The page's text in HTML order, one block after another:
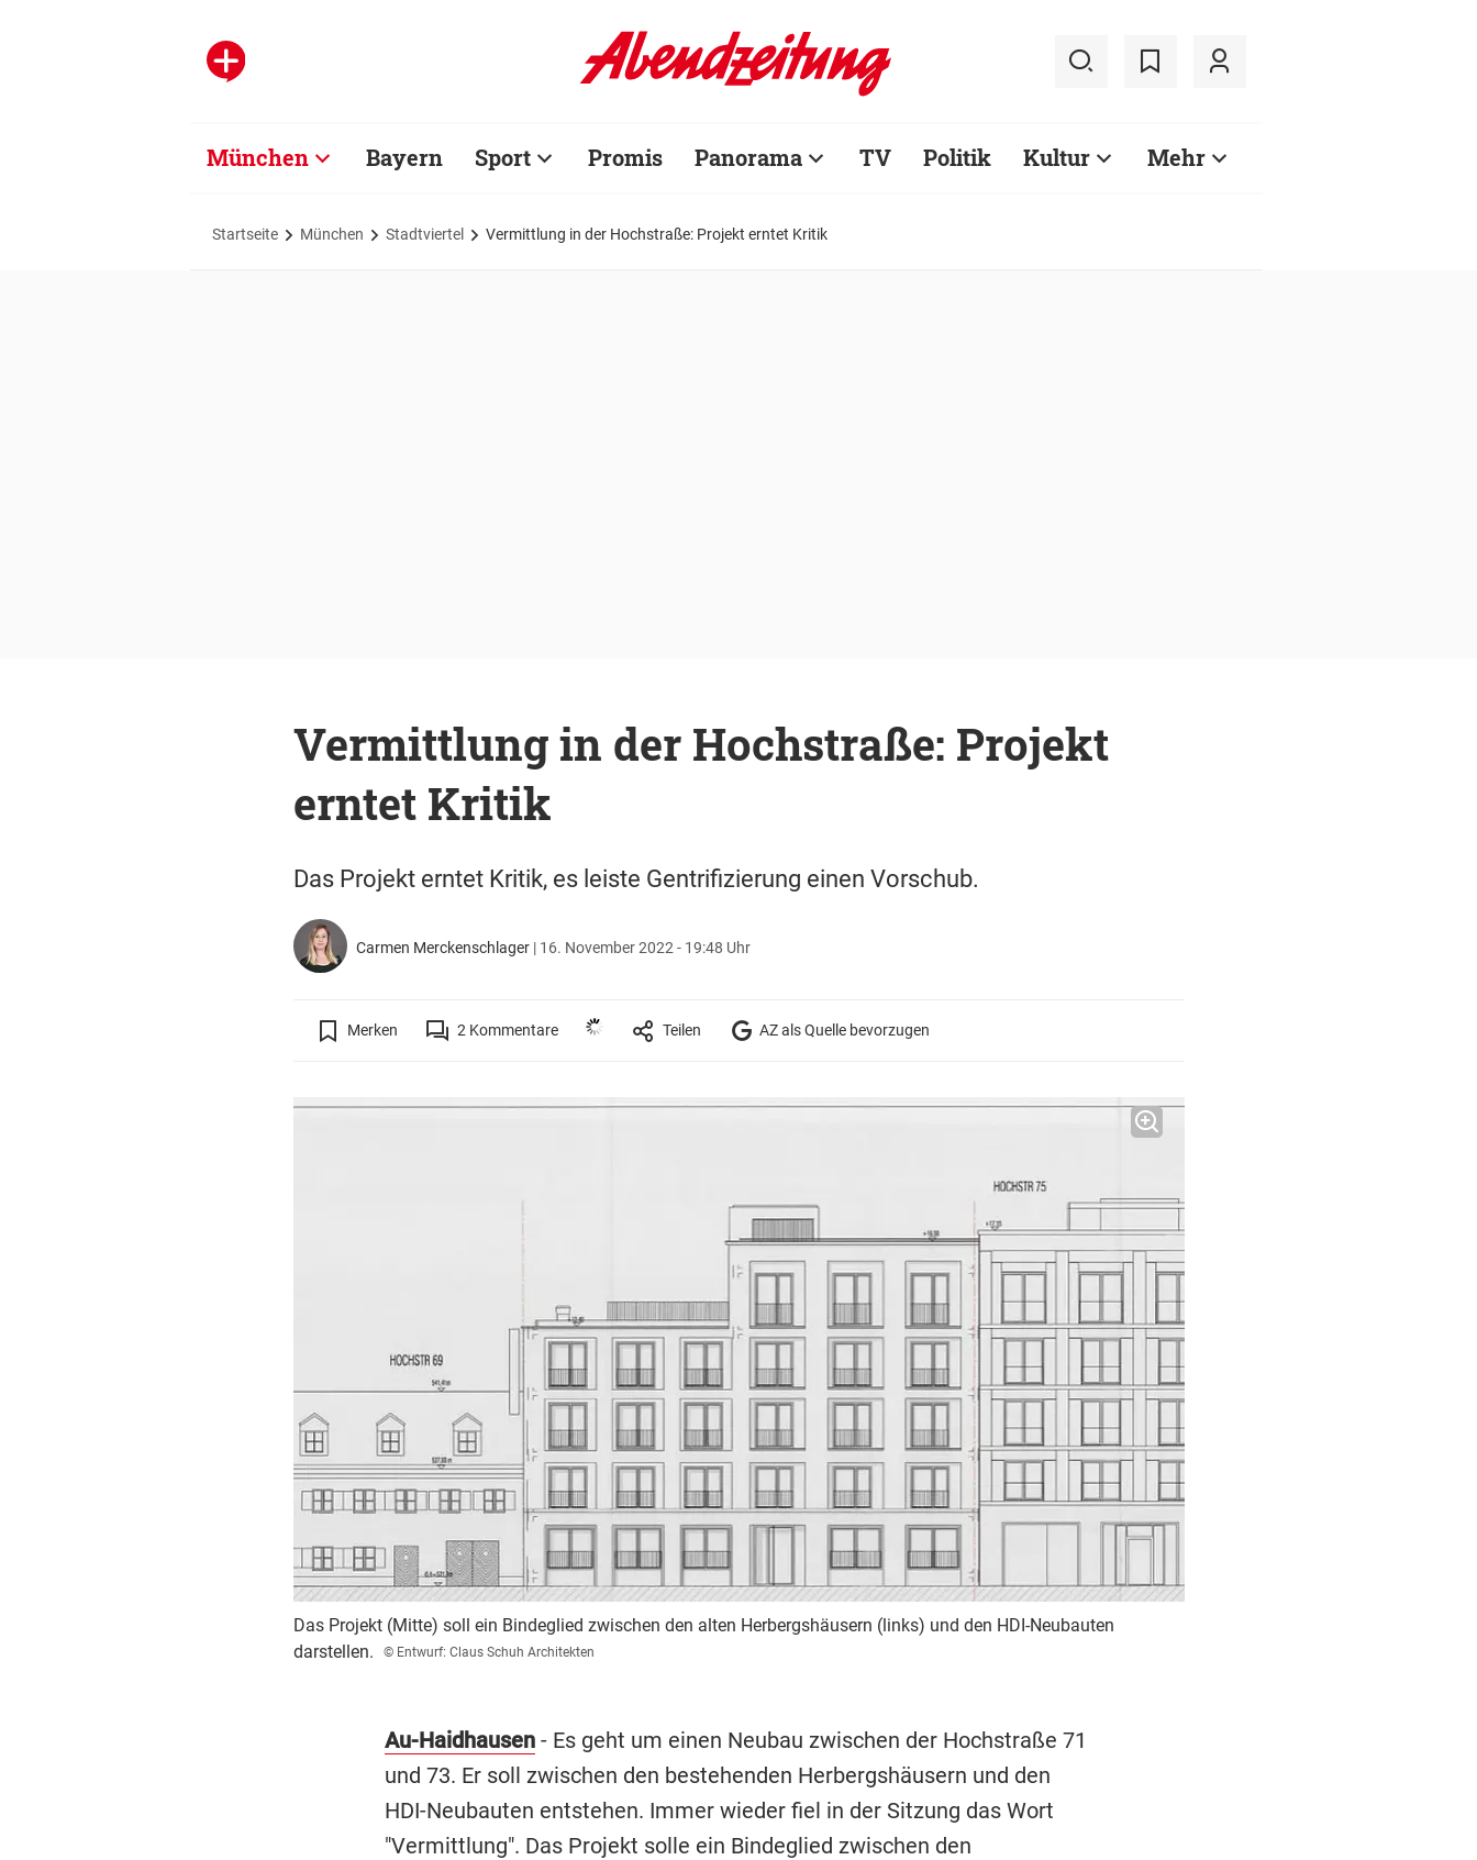
München Bayern Sport Promis Panorama TV Politik Kultur Mehr
Startseite München Stadtviertel Vermittlung in der Hochstraße: Projekt erntet Kritik
Vermittlung in der Hochstraße: Projekt
erntet Kritik
Das Projekt erntet Kritik, es leiste Gentrifizierung einen Vorschub.
Carmen Merckenschlager | 16. November 2022 - 19:48 Uhr
Merken 2Kommentare Teilen AZ als Quelle bevorzugen
Das Projekt (Mitte) soll ein Bindeglied zwischen den alten Herbergshäusern (links) und den HDI-Neubauten
darstellen.
© Entwurf: Claus Schuh Architekten
Au-Haidhausen- Es geht um einen Neubau zwischen der Hochstraße 71
und 73. Er soll zwischen den bestehenden Herbergshäusern und den
HDI-Neubauten entstehen. Immer wieder fiel in der Sitzung das Wort
"Vermittlung". Das Projekt solle ein Bindeglied zwischen den